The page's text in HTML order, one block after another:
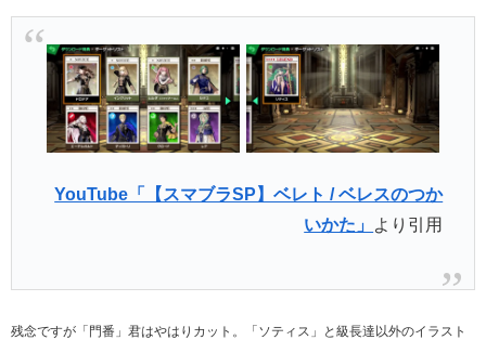
YouTube「【スマブラSP】ベレト / ベレスのつか
いかた」 より引用
残念ですが「門番」君はやはりカット。「ソティス」と級長達以外のイラスト